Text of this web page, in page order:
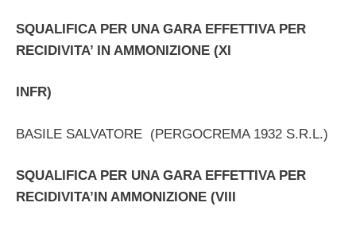
SQUALIFICA PER UNA GARA EFFETTIVA PER
RECIDIVITA’ IN AMMONIZIONE (XI
INFR)
BASILE SALVATORE (PERGOCREMA 1932 S.R.L.)
SQUALIFICA PER UNA GARA EFFETTIVA PER
RECIDIVITA’IN AMMONIZIONE (VIII